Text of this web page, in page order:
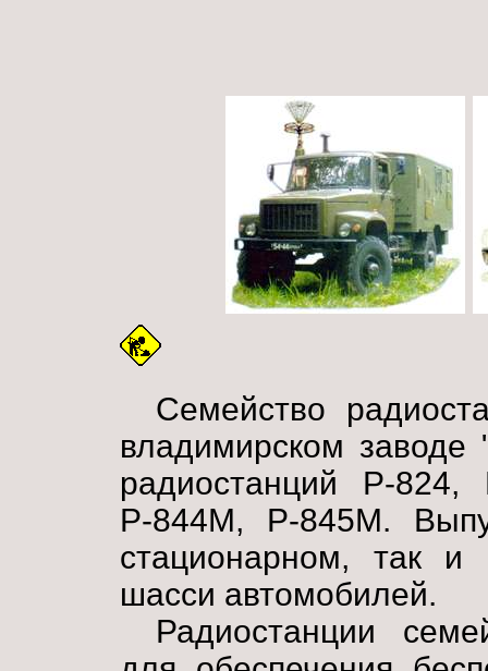
Семейство
владимирском
радиостанций Р-
Р-844М, Р-845М.
стационарном, так
шасси автомобилей.
Радиостанции